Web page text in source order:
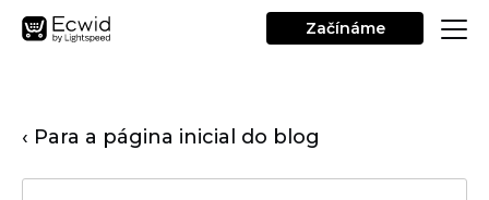
Začínáme
‹ Para a página inicial do blog